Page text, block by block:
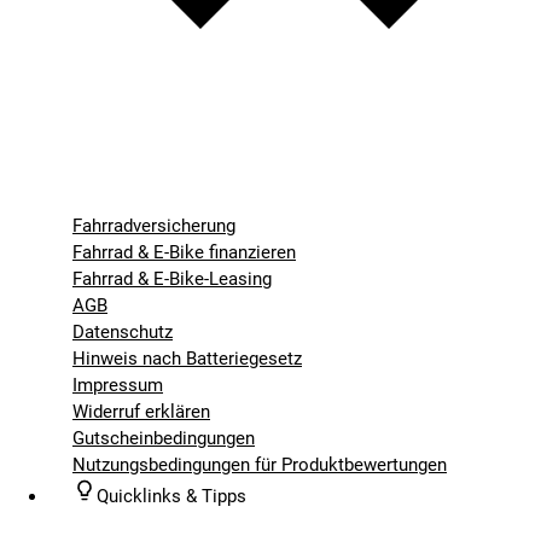
Fahrradversicherung
Fahrrad & E-Bike finanzieren
Fahrrad & E-Bike-Leasing
AGB
Datenschutz
Hinweis nach Batteriegesetz
Impressum
Widerruf erklären
Gutscheinbedingungen
Nutzungsbedingungen für Produktbewertungen
Quicklinks & Tipps